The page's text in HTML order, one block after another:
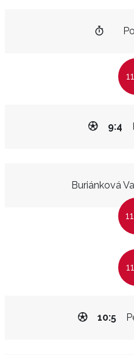
9:4
Buriánková
10:5